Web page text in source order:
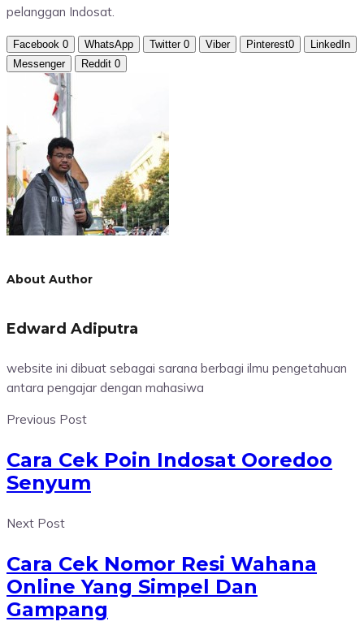
pelanggan Indosat.
Facebook 0 WhatsApp Twitter 0 Viber Pinterest0
LinkedIn
Messenger
Reddit 0
About Author
Edward Adiputra
website ini dibuat sebagai sarana berbagi ilmu pengetahuan
antara pengajar dengan mahasiwa
Previous Post
Cara Cek Poin Indosat Ooredoo
Senyum
Next Post
Cara Cek Nomor Resi Wahana
Online Yang Simpel Dan
Gampang